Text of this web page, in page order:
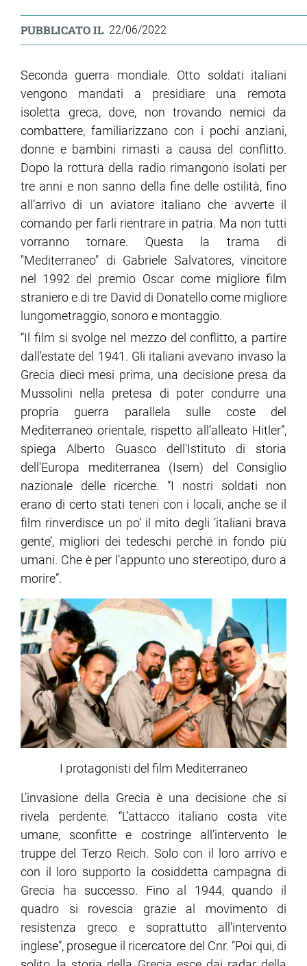
PUBBLICATO IL 22/06/2022
Seconda guerra mondiale. Otto soldati italiani
vengono mandati a presidiare una remota
isoletta greca, dove, non trovando nemici da
combattere, familiarizzano con i pochi anziani,
donne e bambini rimasti a causa del conflitto.
Dopo la rottura della radio rimangono isolati per
tre anni e non sanno della fine delle ostilità, fino
all’arrivo di un aviatore italiano che avverte il
comando per farli rientrare in patria. Ma non tutti
vorranno tornare. Questa la trama di
"Mediterraneo" di Gabriele Salvatores, vincitore
nel 1992 del premio Oscar come migliore film
straniero e di tre David di Donatello come migliore
lungometraggio, sonoro e montaggio.
“Il film si svolge nel mezzo del conflitto, a partire
dall'estate del 1941. Gli italiani avevano invaso la
Grecia dieci mesi prima, una decisione presa da
Mussolini nella pretesa di poter condurre una
propria guerra parallela sulle coste del
Mediterraneo orientale, rispetto all’alleato Hitler”,
spiega Alberto Guasco dell'Istituto di storia
dell'Europa mediterranea (Isem) del Consiglio
nazionale delle ricerche. “I nostri soldati non
erano di certo stati teneri con i locali, anche se il
film rinverdisce un po’ il mito degli ‘italiani brava
gente’, migliori dei tedeschi perché in fondo più
umani. Che è per l’appunto uno stereotipo, duro a
morire”.
I protagonisti del film Mediterraneo
L’invasione della Grecia è una decisione che si
rivela perdente. “L’attacco italiano costa vite
umane, sconfitte e costringe all’intervento le
truppe del Terzo Reich. Solo con il loro arrivo e
con il loro supporto la cosiddetta campagna di
Grecia ha successo. Fino al 1944, quando il
quadro si rovescia grazie al movimento di
resistenza greco e soprattutto all'intervento
inglese”, prosegue il ricercatore del Cnr. “Poi qui, di